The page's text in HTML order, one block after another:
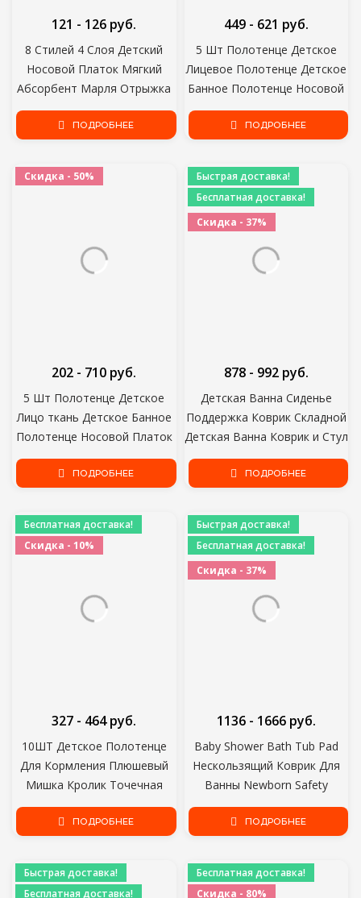
8 Стилей 4 Слоя Детский
Носовой Платок Мягкий
Абсорбент Марля Отрыжка
Ткань Дети Протрите Ткань
Новорожденный Полотенце
Кормление Банное
Полотенце
121 - 126 руб.
ПОДРОБНЕЕ
5 Шт Полотенце Детское
Лицевое Полотенце Детское
Банное Полотенце Носовой
Платок Хлопчатобумажная
Отрыжка Ткань Мягкая
Детский Сад Мочалка
449 - 621 руб.
ПОДРОБНЕЕ
Скидка - 50%
5 Шт Полотенце Детское
Лицо ткань Детское Банное
Полотенце Носовой Платок
Хлопчатобумажная Отрыжка
Ткань Мягкая Впитывающая
Мочалка,Или 1шт
202 - 710 руб.
ПОДРОБНЕЕ
Быстрая доставка!
Бесплатная доставка!
Скидка - 37%
Детская Ванна Сиденье
Поддержка Коврик Складной
Детская Ванна Коврик и Стул
Новорожденный Ванна
Подушка Младенческая
Комфортная Подушка Тела
878 - 992 руб.
ПОДРОБНЕЕ
Бесплатная доставка!
Скидка - 10%
10ШТ Детское Полотенце
Для Кормления Плюшевый
Мишка Кролик Точечная
Диаграмма Печатные Дети
Маленький Носовой Платок
327 - 464 руб.
ПОДРОБНЕЕ
Быстрая доставка!
Бесплатная доставка!
Скидка - 37%
Baby Shower Bath Tub Pad
Нескользящий Коврик Для
Ванны Newborn Safety
Nursing Security Bath Support
Soft Comfort Body Cushion
1136 - 1666 руб.
ПОДРОБНЕЕ
Быстрая доставка!
Бесплатная доставка!
Бесплатная доставка!
Скидка - 80%